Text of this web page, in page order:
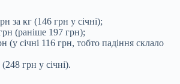
за кг (146 грн у січні);
(раніше 197 грн);
січні 116 грн, тобто падіння склало
грн у січні).